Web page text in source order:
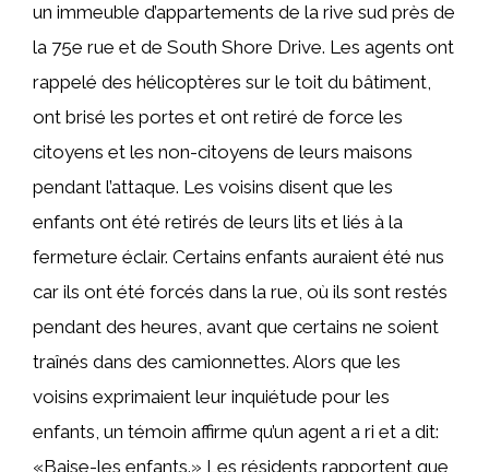
un immeuble d’appartements de la rive sud près de
la 75e rue et de South Shore Drive. Les agents ont
rappelé des hélicoptères sur le toit du bâtiment,
ont brisé les portes et ont retiré de force les
citoyens et les non-citoyens de leurs maisons
pendant l’attaque. Les voisins disent que les
enfants ont été retirés de leurs lits et liés à la
fermeture éclair. Certains enfants auraient été nus
car ils ont été forcés dans la rue, où ils sont restés
pendant des heures, avant que certains ne soient
traînés dans des camionnettes. Alors que les
voisins exprimaient leur inquiétude pour les
enfants, un témoin affirme qu’un agent a ri et a dit:
«Baise-les enfants.» Les résidents rapportent que